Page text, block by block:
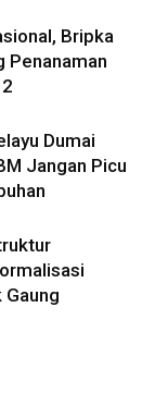
Bripka
Penanaman
Dumai
Jangan Picu
Gaung